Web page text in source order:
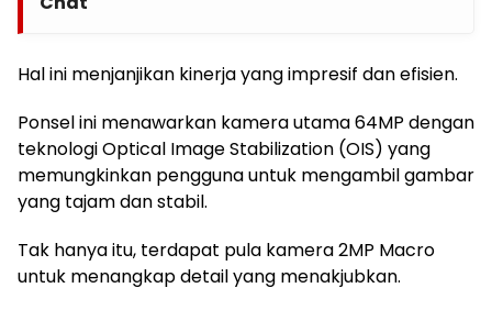
Hal ini menjanjikan kinerja yang impresif dan efisien.
Ponsel ini menawarkan kamera utama 64MP dengan
teknologi Optical Image Stabilization (OIS) yang
memungkinkan pengguna untuk mengambil gambar
yang tajam dan stabil.
Tak hanya itu, terdapat pula kamera 2MP Macro
untuk menangkap detail yang menakjubkan.